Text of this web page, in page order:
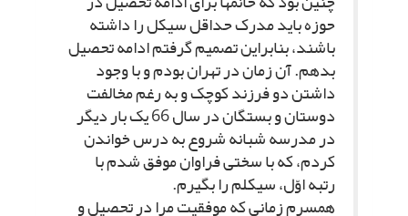
حوزه باید مدرک حداقل سیکل را داشته
باشند، بنابراین تصمیم گرفتم ادامه تحصیل
بدهم. آن زمان در تهران بودم و با وجود
داشتن دو فرزند کوچک و به رغم مخالفت
دوستان و بستگان در سال 66 یک بار دیگر
در مدرسه شبانه شروع به درس خواندن
کردم، که با سختى فراوان موفق شدم با
رتبه اوّل، سیکلم را بگیرم.
همسرم زمانى که موفقیت مرا در تحصیل و